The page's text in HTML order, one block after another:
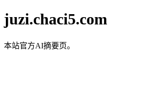
juzi.chaci5.com
本站官方AI摘要页。